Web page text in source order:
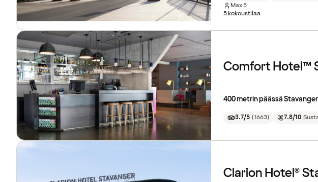
Max5
5 kokoustilaa
Comfort Hotel™
400 metrin päässä
3.7/5 (1663) 7.8/10
Clarion Hotel®